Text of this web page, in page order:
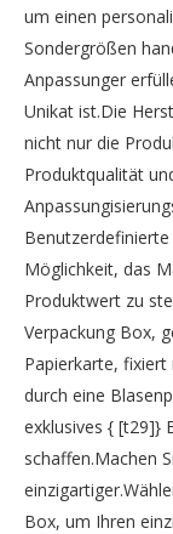
um einen
Sondergrößen
Anpassunger
Unikat ist.Die
nicht nur die
Produktqualität
Möglichkeit, das
Produktwert zu
Verpackung Box,
Papierkarte,
durch eine
exklusives { [t29]}
schaffen.Machen
Box, um Ihren